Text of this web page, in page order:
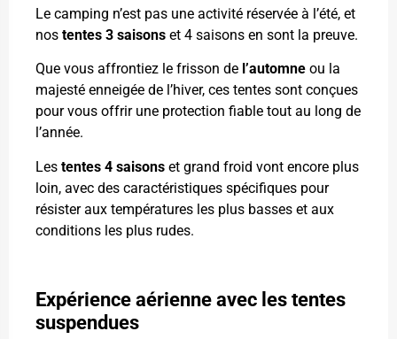
Le camping n’est pas une activité réservée à l’été, et
nos tentes 3 saisons et 4 saisons en sont la preuve.
Que vous affrontiez le frisson de l’automne ou la
majesté enneigée de l’hiver, ces tentes sont conçues
pour vous offrir une protection fiable tout au long de
l’année.
Les tentes 4 saisons et grand froid vont encore plus
loin, avec des caractéristiques spécifiques pour
résister aux températures les plus basses et aux
conditions les plus rudes.
Expérience aérienne avec les tentes
suspendues